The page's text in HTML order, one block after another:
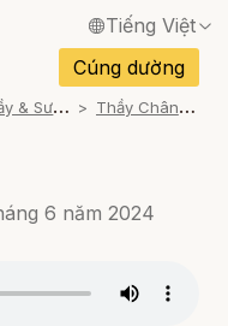
Tiếng Việt
Tiếng Anh
/ Tiếng Pháp
Tiếng Đức
/ Tiếng Bồ Đào Nha
Cúng dường
Q
uý Thầy & Sư cô trình bày T
hầy Chân Pháp Niệm
6 năm 2024